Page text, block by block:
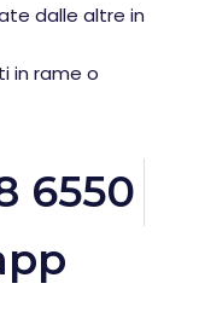
dalle altre in
in rame o
6550